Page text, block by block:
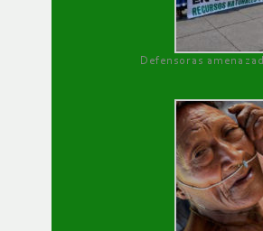
Defensoras